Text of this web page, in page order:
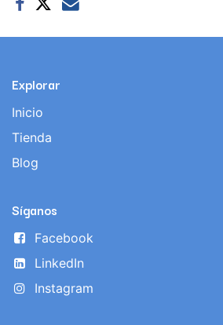
Explorar
Inicio
Tienda
Blog
Síganos
Facebook
LinkedIn
Instagram